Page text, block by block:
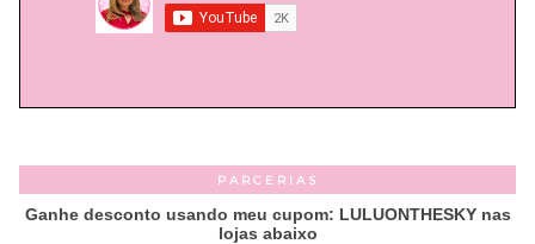
PARCERIAS
Ganhe desconto usando meu cupom: LULUONTHESKY nas
lojas abaixo